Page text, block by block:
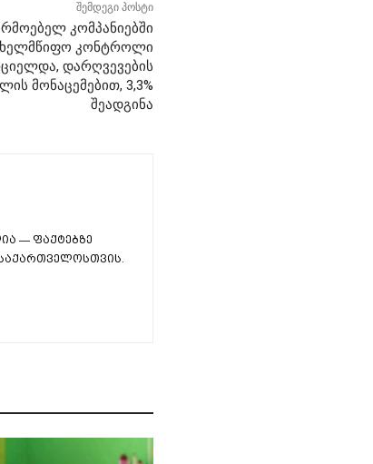
შემდეგი პოსტი
კომპანიებში
კონტროლი
დარღვევების
მონაცემებით, 3,3%
შეადგინა
— ფაქტებზე